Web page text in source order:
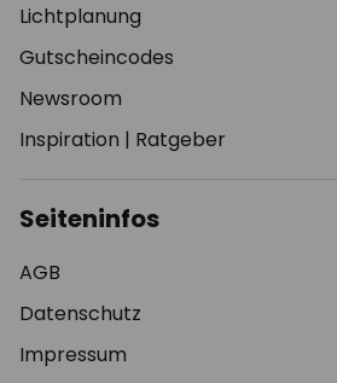
Lichtplanung
Gutscheincodes
Newsroom
Inspiration | Ratgeber
Seiteninfos
AGB
Datenschutz
Impressum